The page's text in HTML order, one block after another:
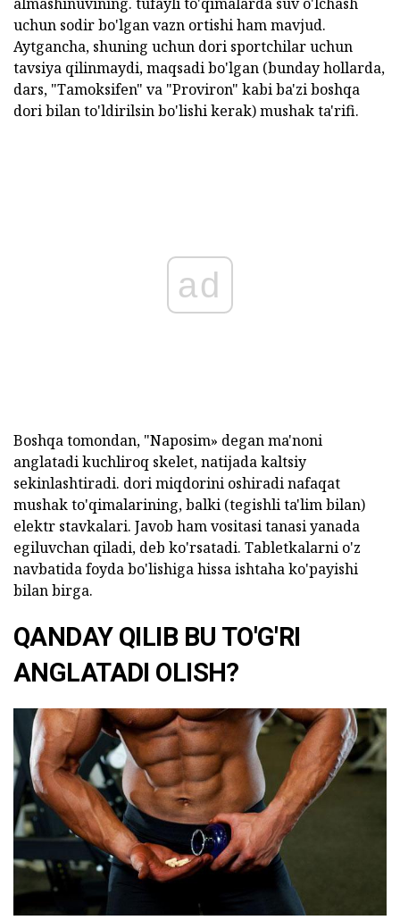
uchun sodir bo'lgan vazn ortishi ham mavjud.
Aytgancha, shuning uchun dori sportchilar uchun
tavsiya qilinmaydi, maqsadi bo'lgan (bunday hollarda,
dars, "Tamoksifen" va "Proviron" kabi ba'zi boshqa
dori bilan to'ldirilsin bo'lishi kerak) mushak ta'rifi.
ad
Boshqa tomondan, "Naposim» degan ma'noni
anglatadi kuchliroq skelet, natijada kaltsiy
sekinlashtiradi. dori miqdorini oshiradi nafaqat
mushak to'qimalarining, balki (tegishli ta'lim bilan)
elektr stavkalari. Javob ham vositasi tanasi yanada
egiluvchan qiladi, deb ko'rsatadi. Tabletkalarni o'z
navbatida foyda bo'lishiga hissa ishtaha ko'payishi
bilan birga.
QANDAY QILIB BU TO'G'RI
ANGLATADI OLISH?